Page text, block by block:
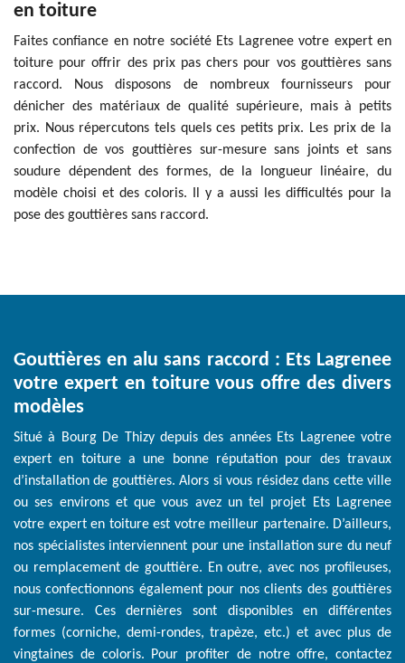
en toiture
Faites confiance en notre société Ets Lagrenee votre expert en
toiture pour offrir des prix pas chers pour vos gouttières sans
raccord. Nous disposons de nombreux fournisseurs pour
dénicher des matériaux de qualité supérieure, mais à petits
prix. Nous répercutons tels quels ces petits prix. Les prix de la
confection de vos gouttières sur-mesure sans joints et sans
soudure dépendent des formes, de la longueur linéaire, du
modèle choisi et des coloris. Il y a aussi les difficultés pour la
pose des gouttières sans raccord.
Gouttières en alu sans raccord : Ets Lagrenee
votre expert en toiture vous offre des divers
modèles
Situé à Bourg De Thizy depuis des années Ets Lagrenee votre
expert en toiture a une bonne réputation pour des travaux
d’installation de gouttières. Alors si vous résidez dans cette ville
ou ses environs et que vous avez un tel projet Ets Lagrenee
votre expert en toiture est votre meilleur partenaire. D’ailleurs,
nos spécialistes interviennent pour une installation sure du neuf
ou remplacement de gouttière. En outre, avec nos profileuses,
nous confectionnons également pour nos clients des gouttières
sur-mesure. Ces dernières sont disponibles en différentes
formes (corniche, demi-rondes, trapèze, etc.) et avec plus de
vingtaines de coloris. Pour profiter de notre offre, contactez